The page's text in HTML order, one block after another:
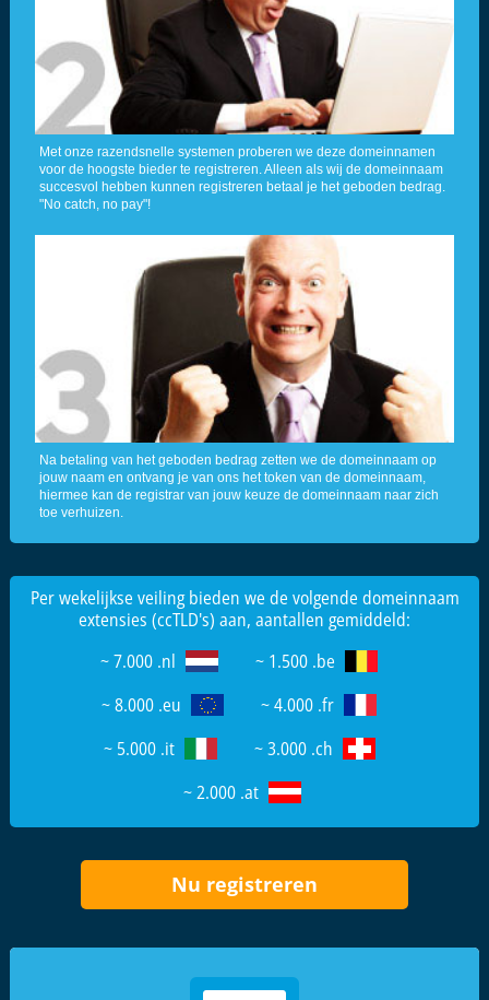
Met onze razendsnelle systemen proberen we deze domeinnamen
voor de hoogste bieder te registreren. Alleen als wij de domeinnaam
succesvol hebben kunnen registreren betaal je het geboden bedrag.
"No catch, no pay"!
Na betaling van het geboden bedrag zetten we de domeinnaam op
jouw naam en ontvang je van ons het token van de domeinnaam,
hiermee kan de registrar van jouw keuze de domeinnaam naar zich
toe verhuizen.
Per wekelijkse veiling bieden we de volgende domeinnaam
extensies (ccTLD's) aan, aantallen gemiddeld:
~ 7.000 .nl
~ 1.500 .be
~ 8.000 .eu
~ 4.000 .fr
~ 5.000 .it
~ 3.000 .ch
~ 2.000 .at
Nu registreren